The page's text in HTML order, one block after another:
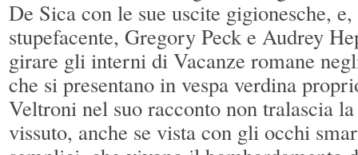
De Sica con le sue uscite gigionesche,
stupefacente, Gregory Peck e Audrey
girare gli interni di Vacanze romane
che si presentano in vespa verdina
Veltroni nel suo racconto non tralascia
vissuto, anche se vista con gli occhi